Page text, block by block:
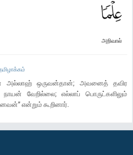
அறிவால்
அல்லாஹ் ஒருவன்தான்; அவனைத் தவிர
நாயன் வேறில்லை; எல்லாப் பொருட்களிலும்
என்றும் கூறினார்.